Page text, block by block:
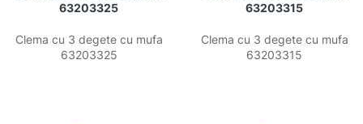
63203325
Clema cu 3 degete cu mufa
63203325
63203315
Clema cu 3 degete cu mufa
63203315